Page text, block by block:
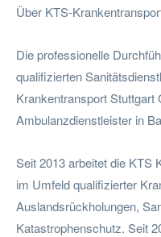
Über KTS-
Die professionelle
qualifizierten
Krankentransport
Ambulanzdienstleister in
Seit 2013 arbeitet die KTS
im Umfeld qualifizierter
Auslandsrückholungen,
Katastrophenschutz. Seit